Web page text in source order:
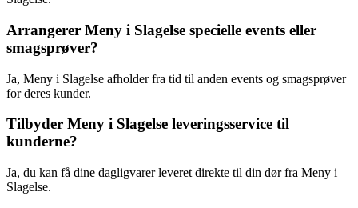
Arrangerer Meny i Slagelse specielle events eller
smagsprøver?
Ja, Meny i Slagelse afholder fra tid til anden events og smagsprøver
for deres kunder.
Tilbyder Meny i Slagelse leveringsservice til
kunderne?
Ja, du kan få dine dagligvarer leveret direkte til din dør fra Meny i
Slagelse.